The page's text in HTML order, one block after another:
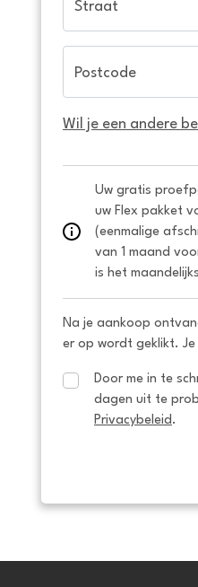
Straat
Postcode
Wil je een andere
Uw gratis
uw Flex pakket
(eenmalige
van 1 maand
is het
Na je aankoop
er op wordt geklikt.
Door me in te
dagen uit te
Privacybeleid .